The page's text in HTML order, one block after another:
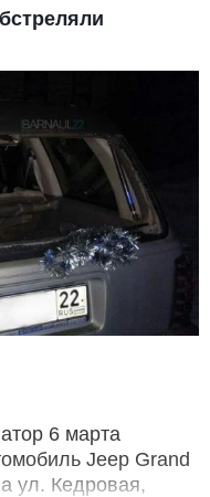
6 марта
Jeep Grand
ул. Кедровая,